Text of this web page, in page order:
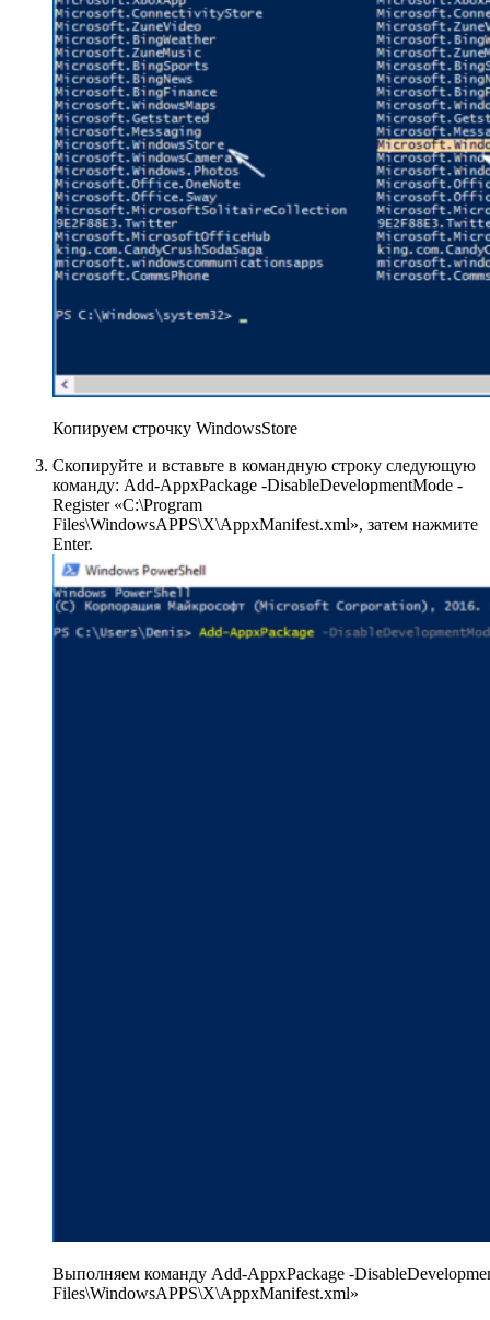
Копируем строчку WindowsStore
Скопируйте и вставьте в командную строку следующую
команду: Add-AppxPackage -DisableDevelopmentMode -
Register «C:\Program
Files\WindowsAPPS\X\AppxManifest.xml», затем нажмите
Enter.
Выполняем команду Add-AppxPackage -
Files\WindowsAPPS\X\AppxManifest.xml»